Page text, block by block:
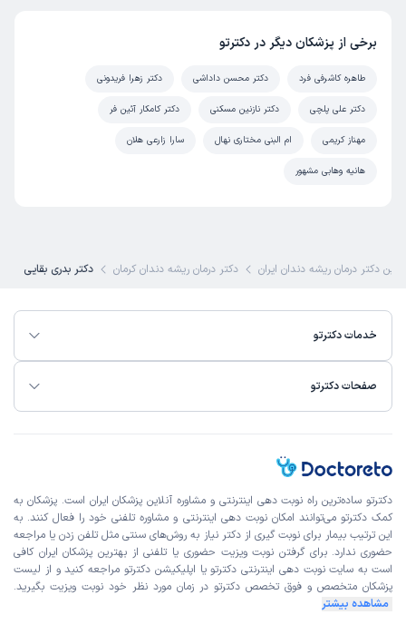
برخی از پزشکان دیگر در دکترتو
طاهره کاشرفی فرد دکتر محسن داداشی دکتر زهرا فریدونی
دکتر علی پلچی دکتر نازنین مسکنی دکتر کامکار آئین فر
مهناز کریمی ام البنی مختاری نهال سارا زارعی هلان
هانیه وهابی مشهور
دکتر درمان ریشه دندان ایران دکتر درمان ریشه دندان کرمان دکتر بدری بقایی
خدمات دکترتو
صفحات دکترتو
دکترتو ساده‌ترین راه نوبت‌ دهی اینترنتی و مشاوره آنلاین پزشکان ایران است. پزشکان به
کمک دکترتو می‌توانند امکان نوبت دهی اینترنتی و مشاوره تلفنی خود را فعال کنند. به
این ترتیب بیمار برای نوبت گیری از دکتر نیاز به روش‌های سنتی مثل تلفن زدن یا مراجعه
حضوری ندارد. برای گرفتن نوبت ویزیت حضوری یا تلفنی از بهترین پزشکان ایران کافی
است به سایت نوبت دهی اینترنتی دکترتو یا اپلیکیشن دکترتو مراجعه کنید و از لیست
پزشکان متخصص و فوق تخصص دکترتو در زمان مورد نظر خود نوبت ویزیت بگیرید.
مشاهده بیشتر